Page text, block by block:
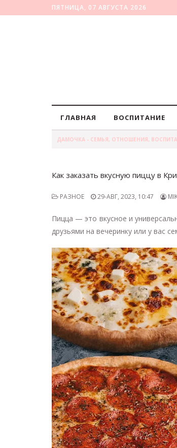
ПЯТНИЦА, 07 АВГУСТА 2026
ГЛАВНАЯ ВОСПИТАНИЕ
ДАМОЧКА - СЕМЬЯ, ОТНОШЕНИЯ,
Как заказать вкусную пиццу в
РАЗНОЕ 29-АВГ, 2023, 10:47
Пицца — это вкусное и
друзьями на вечеринку или у вас